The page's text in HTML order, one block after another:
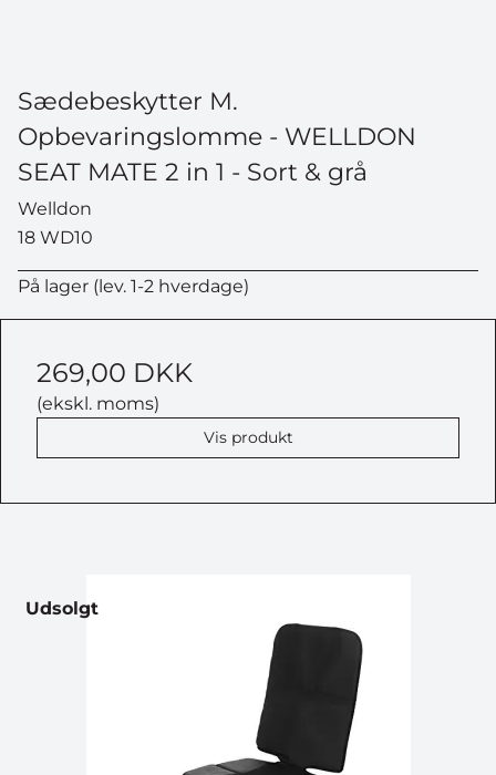
Sædebeskytter M.
Opbevaringslomme - WELLDON
SEAT MATE 2 in 1 - Sort & grå
Welldon
18 WD10
På lager (lev. 1-2 hverdage)
269,00 DKK
(ekskl. moms)
Vis produkt
Udsolgt